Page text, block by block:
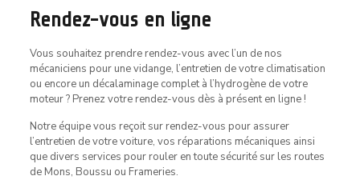
Rendez-vous en ligne
Vous souhaitez prendre rendez-vous avec l’un de nos
mécaniciens pour une vidange, l’entretien de votre climatisation
ou encore un décalaminage complet à l’hydrogène de votre
moteur ? Prenez votre rendez-vous dès à présent en ligne !
Notre équipe vous reçoit sur rendez-vous pour assurer
l’entretien de votre voiture, vos réparations mécaniques ainsi
que divers services pour rouler en toute sécurité sur les routes
de Mons, Boussu ou Frameries.